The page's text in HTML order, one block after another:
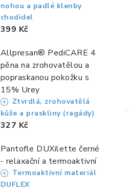
nohou a padlé klenby
chodidel
399 Kč
Allpresan® PediCARE 4
pěna na zrohovatělou a
popraskanou pokožku s
15% Urey
Ztvrdlá, zrohovatělá
kůže a praskliny (ragády)
327 Kč
Pantofle DUXilette černé
- relaxační a termoaktivní
Termoaktivní materiál
DUFLEX